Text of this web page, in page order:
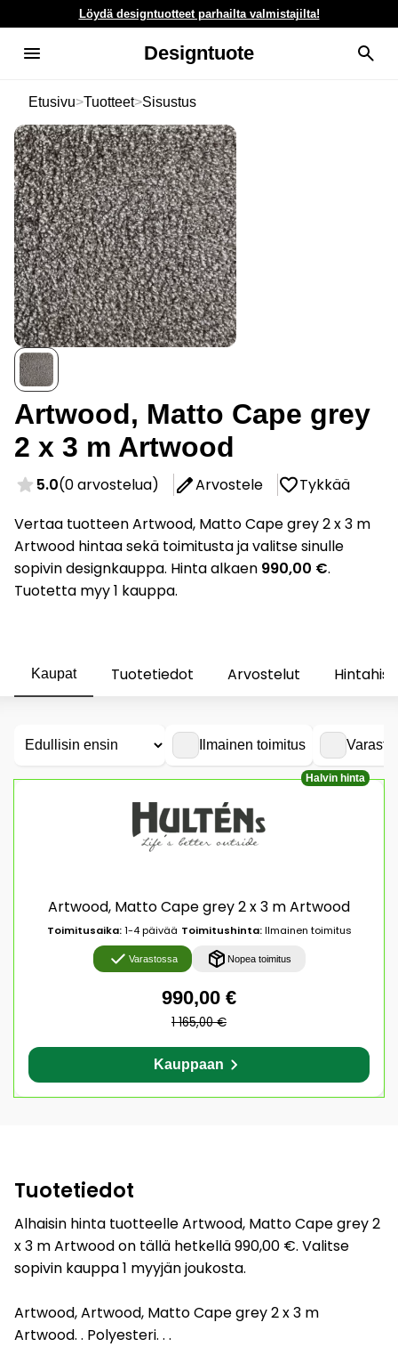
Löydä designtuotteet parhailta valmistajilta!
Designtuote
Etusivu>Tuotteet>Sisustus
Artwood, Matto Cape grey
2 x 3 m Artwood
5.0(0 arvostelua) Arvostele
Tykkää
Vertaa tuotteen Artwood, Matto Cape grey 2 x 3 m
Artwood hintaa sekä toimitusta ja valitse sinulle
sopivin designkauppa. Hinta alkaen 990,00 €.
Tuotetta myy 1 kauppa.
Kaupat Tuotetiedot Arvostelut
Ilmainen toimitus
Halvin hinta
Artwood, Matto Cape grey 2 x 3 m Artwood
Toimitusaika:1-4 päivää Toimitushinta:Ilmainen toimitus
Varastossa Nopea toimitus
990,00 €
1 165,00 €
Kauppaan
Tuotetiedot
Alhaisin hinta tuotteelle Artwood, Matto Cape grey 2
x 3 m Artwood on tällä hetkellä 990,00 €. Valitse
sopivin kauppa 1 myyjän joukosta.
Artwood, Artwood, Matto Cape grey 2 x 3 m
Artwood. . Polyesteri. . .